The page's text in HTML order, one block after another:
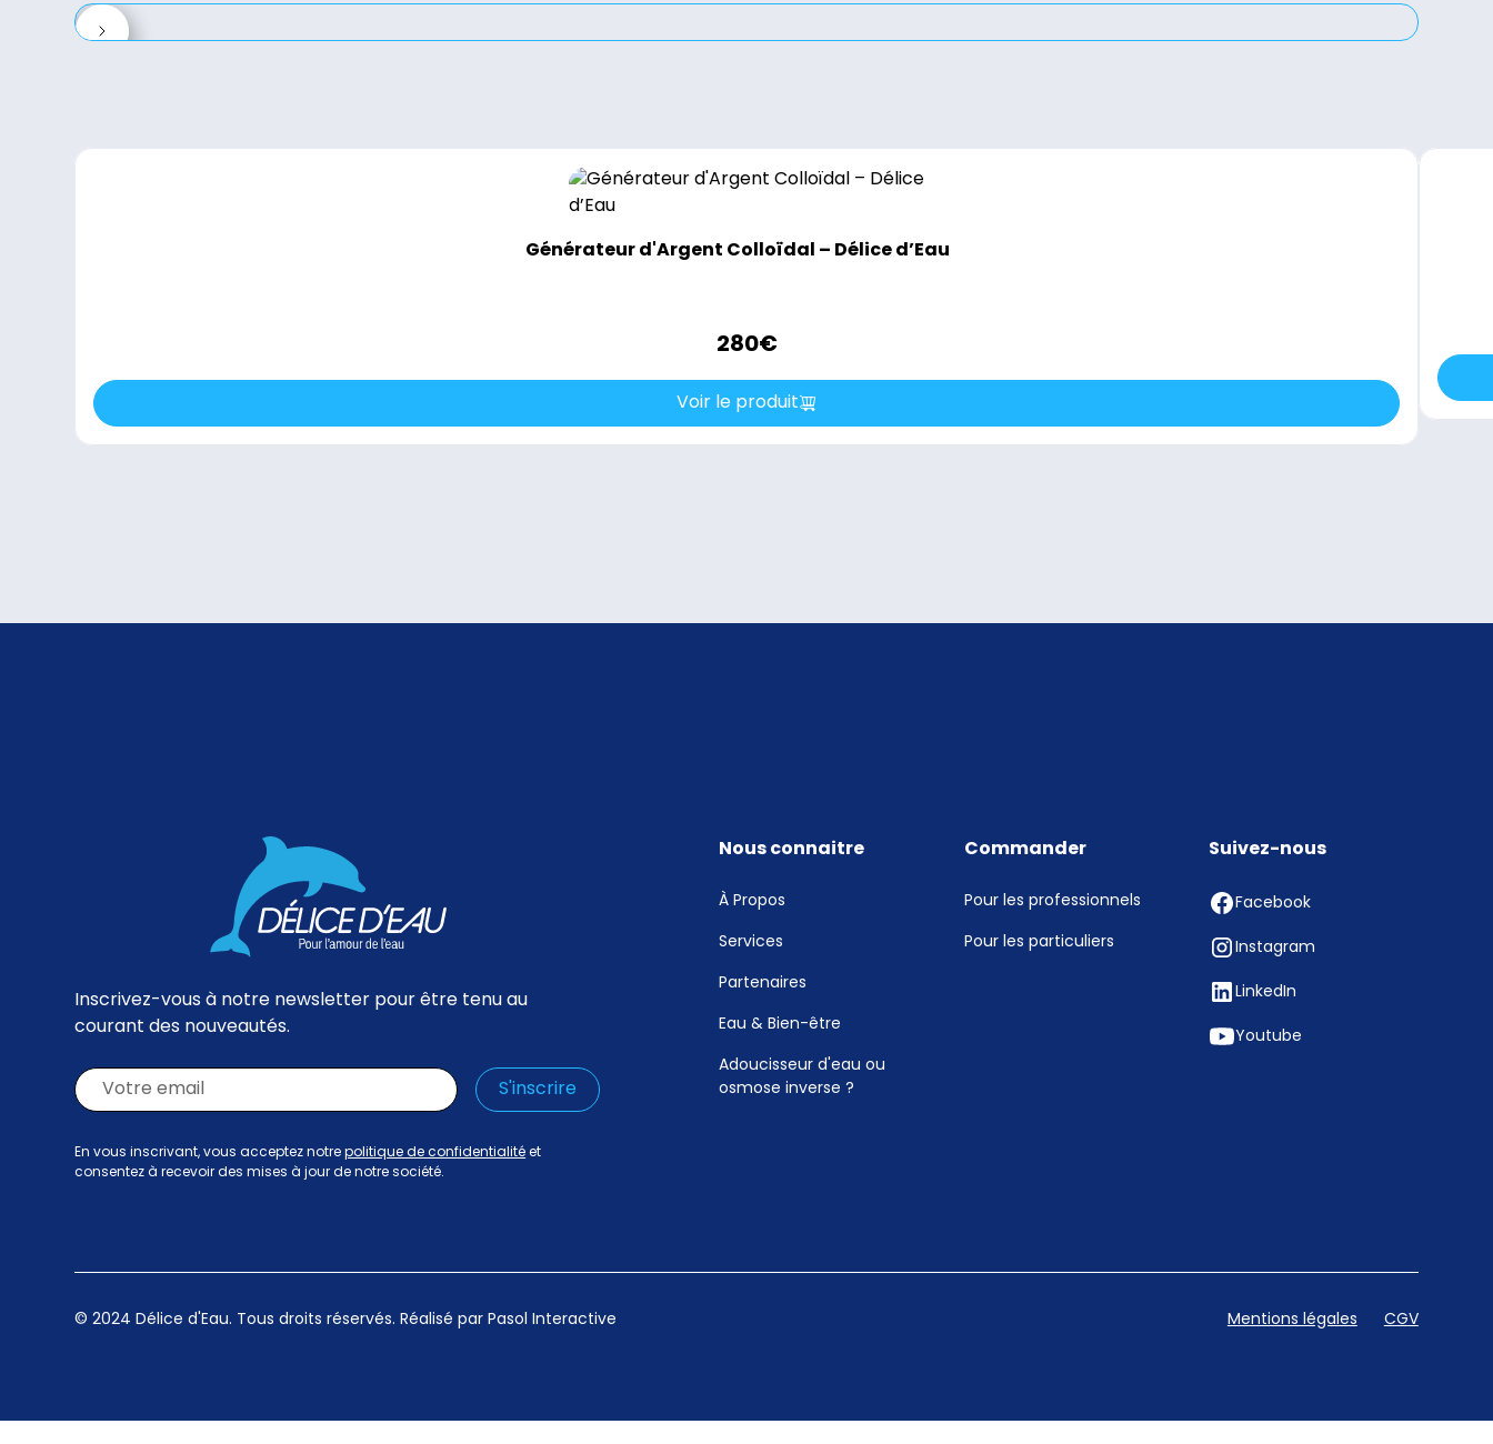
Générateur d'Argent Colloïdal – Délice d’Eau
280€
Voir le produit
Inscrivez-vous à notre newsletter pour être tenu au
courant des nouveautés.
En vous inscrivant, vous acceptez notre politique de confidentialité et
consentez à recevoir des mises à jour de notre société.
Nous connaitre
À Propos
Services
Partenaires
Eau & Bien-être
Adoucisseur d'eau ou
osmose inverse ?
Commander
Pour les professionnels
Pour les particuliers
Suivez-nous
Facebook
Instagram
LinkedIn
Youtube
© 2024 Délice d'Eau. Tous droits réservés. Réalisé parPasol Interactive Mentions légales CGV